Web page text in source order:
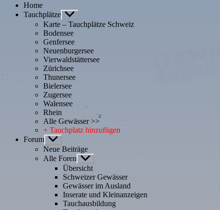
Home
Tauchplätze Untermenü
anzeigen
Karte – Tauchplätze Schweiz
Bodensee
Genfersee
Neuenburgersee
Vierwaldstättersee
Zürichsee
Thunersee
Bielersee
Zugersee
Walensee
Rhein
Alle Gewässer >>
+ Tauchplatz hinzufügen
Forum Untermenü
anzeigen
Neue Beiträge
Alle Foren Untermenü
anzeigen
Übersicht
Schweizer Gewässer
Gewässer im Ausland
Inserate und Kleinanzeigen
Tauchausbildung